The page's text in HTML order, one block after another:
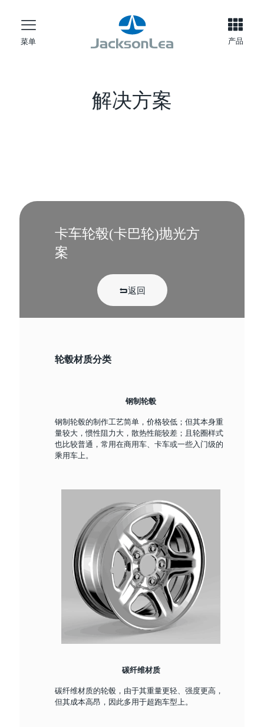
菜单 产品
解决方案
卡车轮毂(卡巴轮)抛光方
案
返回
轮毂材质分类
钢制轮毂
钢制轮毂的制作工艺简单，价格较低；但其本身重
量较大，惯性阻力大，散热性能较差；且轮圈样式
也比较普通，常用在商用车、卡车或一些入门级的
乘用车上。
碳纤维材质
碳纤维材质的轮毂，由于其重量更轻、强度更高，
但其成本高昂，因此多用于超跑车型上。